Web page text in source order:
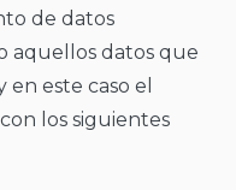
de datos
aquellos datos que
este caso el
los siguientes